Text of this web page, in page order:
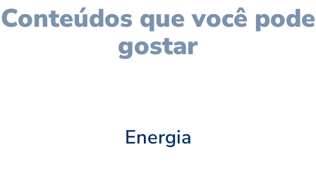
Conteúdos que você pode
gostar
Energia